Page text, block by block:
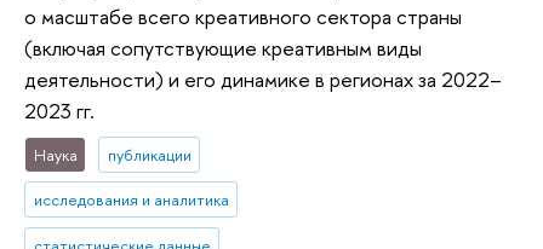
о масштабе всего креативного сектора страны
(включая сопутствующие креативным виды
деятельности) и его динамике в регионах за 2022–
2023 гг.
Наука публикации
исследования и аналитика